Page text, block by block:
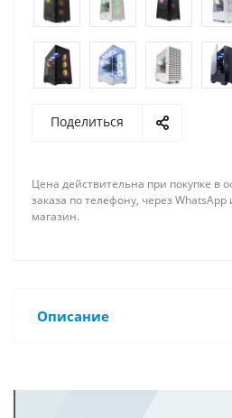
Поделиться
Цена действительна при покупке в
заказа по телефону, через
магазин.
Описание